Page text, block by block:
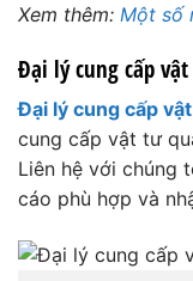
Xem thêm: Một số
Đại lý cung cấp
Đại lý cung cấp
cung cấp vật tư
Liên hệ với chúng
cáo phù hợp và